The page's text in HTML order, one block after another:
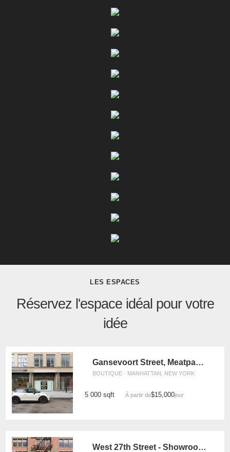
LES ESPACES
Réservez l'espace idéal pour votre
idée
Gansevoort Street, Meatpacking District - Showroom Space
BOUTIQUE · MANHATTAN, NEW YORK
5 000 sqft À partir de$15,000/jour
West 27th Street - Showroom Space